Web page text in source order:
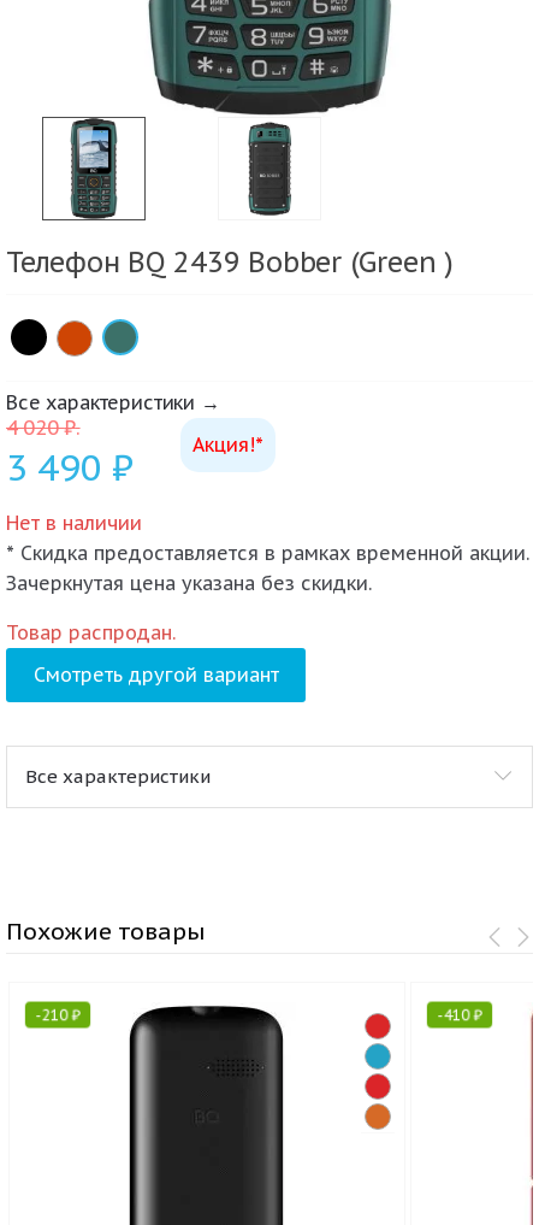
Телефон BQ 2439 Bobber (Green )
× ×
Все характеристики →
Акция!*
4 020₽.
3 490 ₽
Нет в наличии
* Скидка предоставляется в рамках временной акции.
Зачеркнутая цена указана без скидки.
Товар распродан.
Смотреть другой вариант
Все характеристики
Похожие товары
-210₽ -410₽